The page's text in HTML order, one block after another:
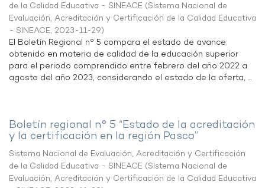
de la Calidad Educativa - SINEACE (Sistema Nacional de
Evaluación, Acreditación y Certificación de la Calidad Educativa
- SINEACE, 2023-11-29)
El Boletín Regional n° 5 compara el estado de avance
obtenido en materia de calidad de la educación superior
para el periodo comprendido entre febrero del año 2022 a
agosto del año 2023, considerando el estado de la oferta, ...
Boletín regional n° 5 “Estado de la acreditación
y la certificación en la región Pasco”
Sistema Nacional de Evaluación, Acreditación y Certificación
de la Calidad Educativa - SINEACE (Sistema Nacional de
Evaluación, Acreditación y Certificación de la Calidad Educativa